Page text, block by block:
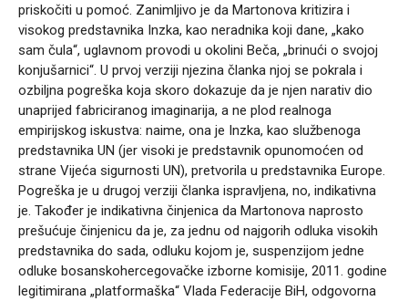
priskočiti u pomoć. Zanimljivo je da Martonova kritizira i
visokog predstavnika Inzka, kao neradnika koji dane, „kako
sam čula“, uglavnom provodi u okolini Beča, „brinući o svojoj
konjušarnici“. U prvoj verziji njezina članka njoj se pokrala i
ozbiljna pogreška koja skoro dokazuje da je njen narativ dio
unaprijed fabriciranog imaginarija, a ne plod realnoga
empirijskog iskustva: naime, ona je Inzka, kao službenoga
predstavnika UN (jer visoki je predstavnik opunomoćen od
strane Vijeća sigurnosti UN), pretvorila u predstavnika Europe.
Pogreška je u drugoj verziji članka ispravljena, no, indikativna
je. Također je indikativna činjenica da Martonova naprosto
prešućuje činjenicu da je, za jednu od najgorih odluka visokih
predstavnika do sada, odluku kojom je, suspenzijom jedne
odluke bosanskohercegovačke izborne komisije, 2011. godine
legitimirana „platformaška“ Vlada Federacije BiH, odgovorna